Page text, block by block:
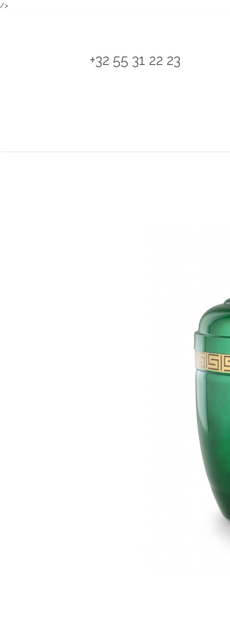
/>
+32 55 31 22 23